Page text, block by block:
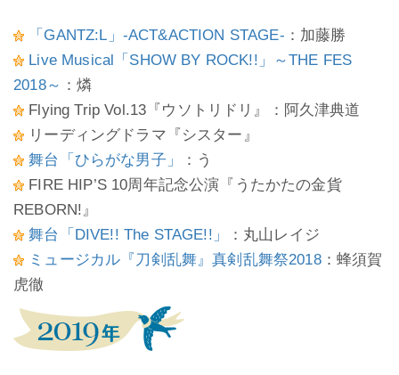
「GANTZ:L」-ACT&ACTION STAGE- ：加藤勝
Live Musical「SHOW BY ROCK!!」～THE FES
2018～ ：燐
Flying Trip Vol.13『ウソトリドリ』：阿久津典道
リーディングドラマ『シスター』
舞台「ひらがな男子」
：う
FIRE HIP’S 10周年記念公演『うたかたの金貨
REBORN!』
舞台「DIVE!! The STAGE!!」
：丸山レイジ
ミュージカル『刀剣乱舞』真剣乱舞祭2018：蜂須賀
虎徹